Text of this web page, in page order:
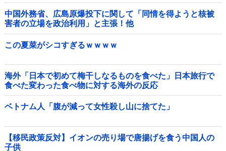
中国外務省、広島原爆投下に関して「同情を得ようと核被
害者の立場を政治利用」と主張！他
この夏菜がシコすぎるｗｗｗｗ
海外「日本で初めて梅干しなるものを食べた」日本旅行で
食べた変わった食べ物に対する海外の反応
ベトナム人「腹が減って女性殺し山に捨てた」
【移民政策反対】イオンの売り場で唐揚げを食う中国人の
子供